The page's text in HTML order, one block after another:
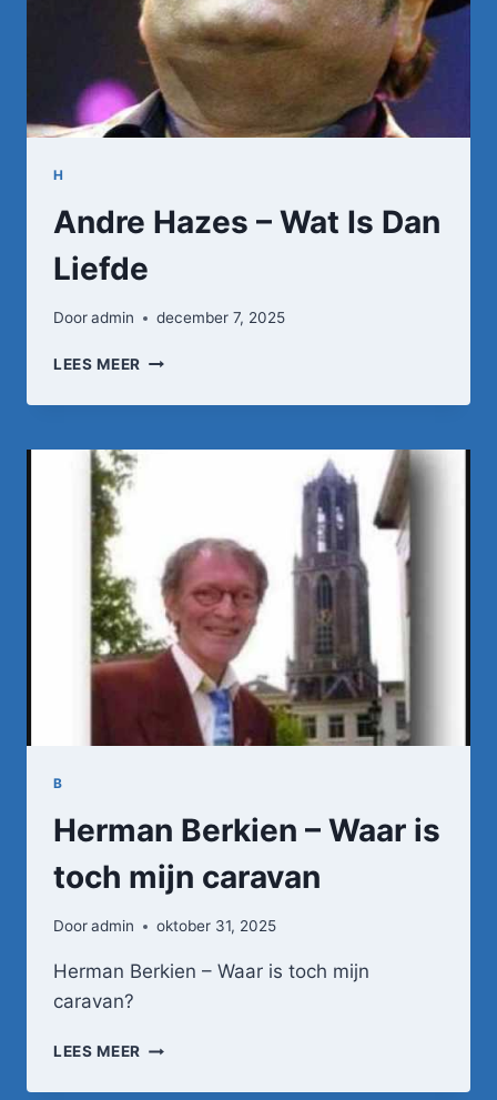
/
ZO
ZO
ZO
IS
DE
PIKKETANUSSIE
…
H
Andre Hazes – Wat Is Dan
Liefde
Dooradmin december 7, 2025
LEES MEER ANDRE
–
IS
B
Herman Berkien – Waar is
toch mijn caravan
Dooradmin oktober 31, 2025
Herman Berkien – Waar is toch mijn
caravan?
LEES MEER HERMAN
–